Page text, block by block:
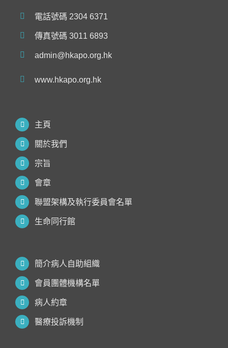
電話號碼 2304 6371
傳真號碼 3011 6893
admin@hkapo.org.hk
www.hkapo.org.hk
主頁
關於我們
宗旨
會章
聯盟架構及執行委員會名單
生命同行館
簡介病人自助組織
會員團體機構名單
病人約章
醫療投訴機制